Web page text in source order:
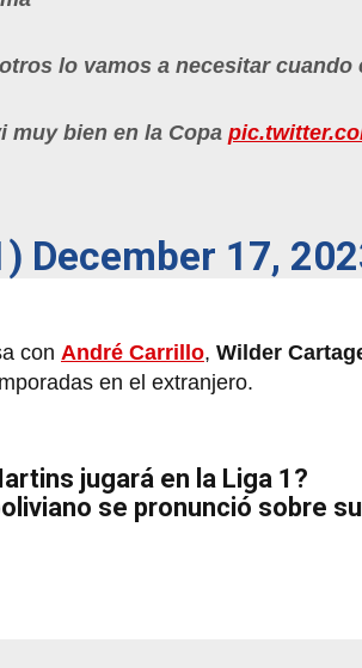
lo vamos a necesitar cuando
muy bien en la Copa
December 17,
con André Carrillo, Wilder
en el extranjero.
jugará en la Liga 1?
se pronunció sobre su